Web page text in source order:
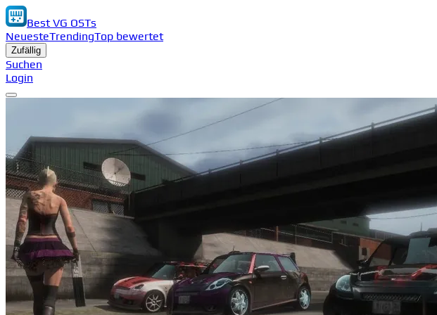
Best VG OSTs
NeuesteTrendingTop bewertet
Zufällig
Suchen
Login